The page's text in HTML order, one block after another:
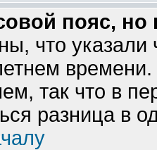
пояс,
что указали
так что в
разница в